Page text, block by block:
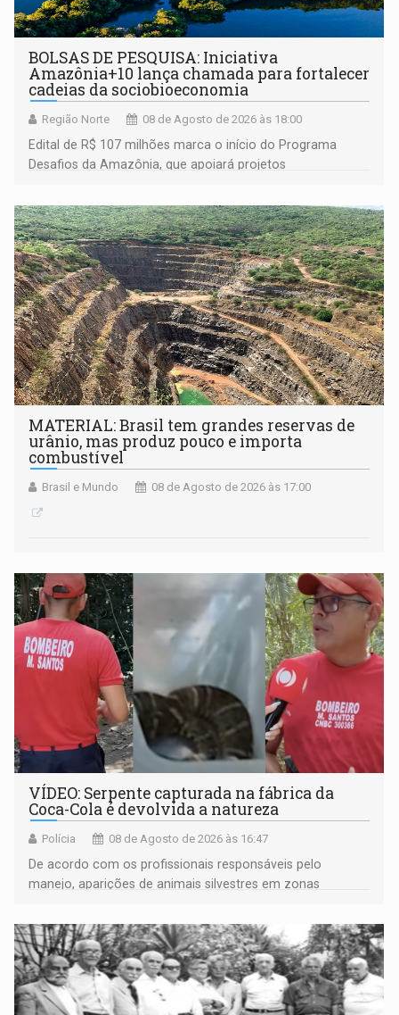
BOLSAS DE PESQUISA: Iniciativa
Amazônia+10 lança chamada para fortalecer
cadeias da sociobioeconomia
Região Norte 08 de Agosto de 2026 às 18:00
Edital de R$ 107 milhões marca o início do Programa
Desafios da Amazônia, que apoiará projetos
submissão de pré-propostas poderá ser feita até 1º de
setembro
MATERIAL: Brasil tem grandes reservas de
urânio, mas produz pouco e importa
combustível
Brasil e Mundo 08 de Agosto de 2026 às 17:00
VÍDEO: Serpente capturada na fábrica da
Coca-Cola é devolvida a natureza
Polícia 08 de Agosto de 2026 às 16:47
De acordo com os profissionais responsáveis pelo
manejo, aparições de animais silvestres em zonas